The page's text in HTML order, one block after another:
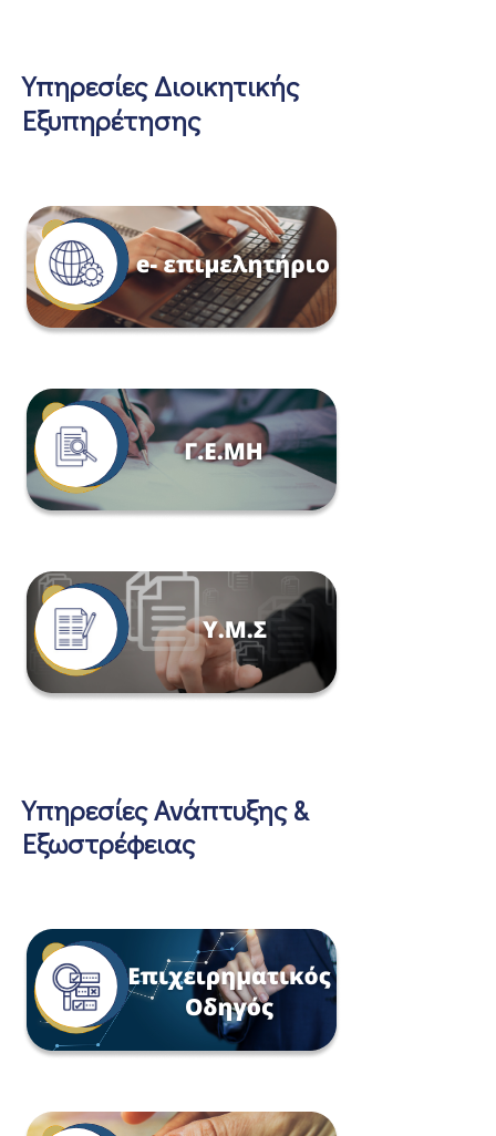
Υπηρεσίες Διοικητικής
Εξυπηρέτησης
Υπηρεσίες Ανάπτυξης &
Εξωστρέφειας